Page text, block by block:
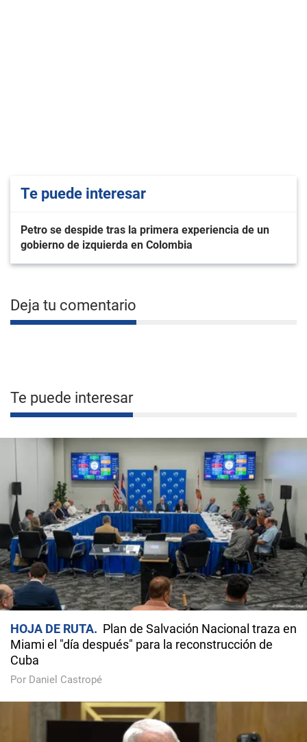
Te puede interesar
Petro se despide tras la primera experiencia de un
gobierno de izquierda en Colombia
Deja tu comentario
Te puede interesar
HOJA DE RUTA
Plan de Salvación Nacional traza en
Miami el "día después" para la reconstrucción de
Cuba
Por Daniel Castropé